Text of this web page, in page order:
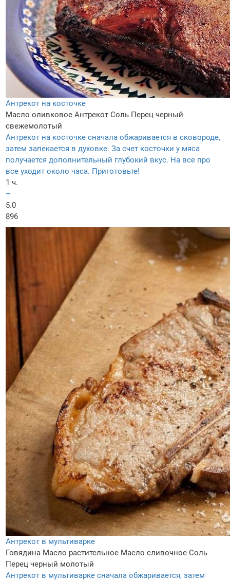
Антрекот на косточке
Масло оливковое Антрекот Соль Перец черный
свежемолотый
Антрекот на косточке сначала обжаривается в сковороде,
затем запекается в духовке. За счет косточки у мяса
получается дополнительный глубокий вкус. На все про
все уходит около часа. Приготовьте!
1 ч.
–
5.0
896
Антрекот в мультиварке
Говядина Масло растительное Масло сливочное Соль
Перец черный молотый
Антрекот в мультиварке сначала обжаривается, затем